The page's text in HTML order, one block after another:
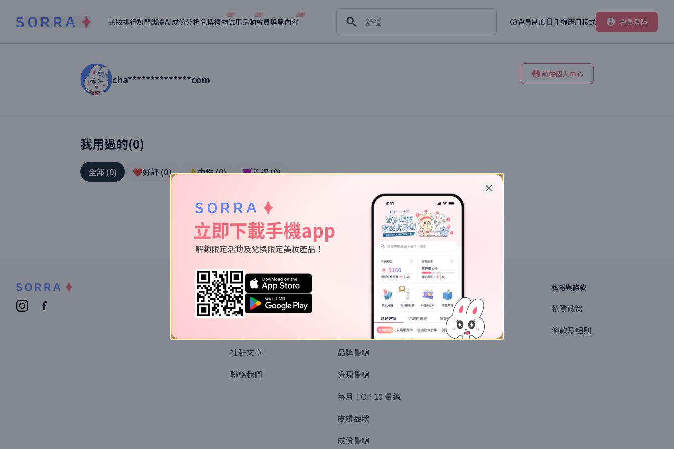
美妝排行熱門護膚AI成份分析兌換禮物試用活動會員專屬內容
舒緩
會員制度 手機應用程式 會員登陸
讀者【cha**************com 】美妝真實體驗
cha**************com 前往個人中心
我用過的(0)
全部 (0) ❤️好評 (0) 👌中性(0) 👿差評(0)
關於我們
認識SORRA
社群文章
聯絡我們
品牌彙總
分類彙總
每月 TOP 10 彙總
皮膚症狀
成份彙總
探索
商業或媒體聯絡
產品提名
私隱與條款
私隱政策
條款及細則
立即下載手機app
解鎖限定活動及兌換限定美妝產品！